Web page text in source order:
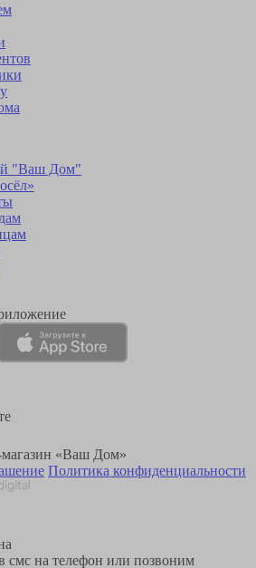
"Ваш Дом"
«Ваш Дом»
Политика конфиденциальности
на телефон или позвоним